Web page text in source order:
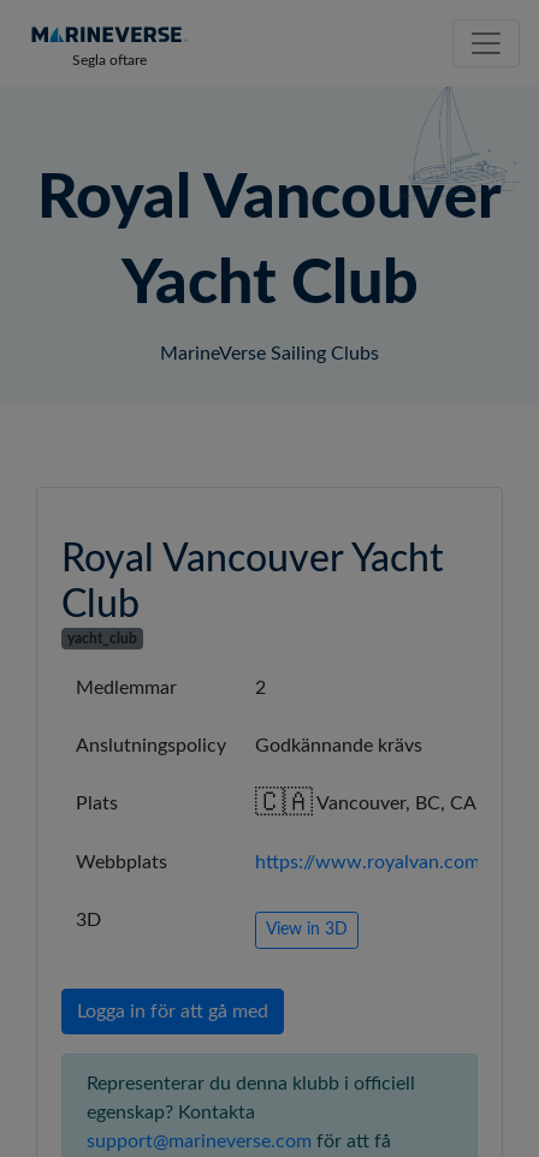
Segla oftare
Royal Vancouver
Yacht Club
MarineVerse Sailing Clubs
Royal Vancouver Yacht
Club
yacht_club
Medlemmar 2
Anslutningspolicy Godkännande krävs
Plats 🇨🇦Vancouver, BC, CA
Webbplats https://www.royalvan.com
3D View in 3D
Logga in för att gå med
Representerar du denna klubb i officiell
egenskap? Kontakta
support@marineverse.com för att få